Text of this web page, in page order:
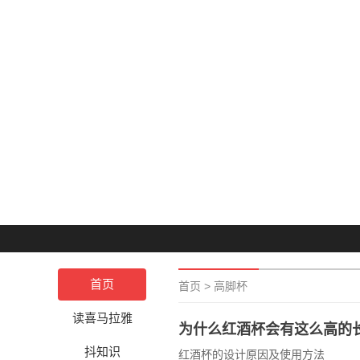
首页
读喜马拉雅
抖知识
首页 > 高脚杯
为什么红酒杯会有这么高的
红酒杯的设计原因及使用方法